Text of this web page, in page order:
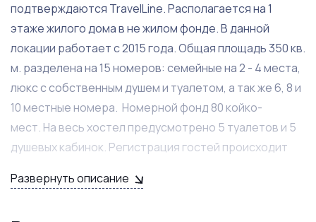
подтверждаются TravelLine. Располагается на 1
этаже жилого дома в не жилом фонде. В данной
локации работает с 2015 года. Общая площадь 350 кв.
м. разделена на 15 номеров: семейные на 2 - 4 места,
люкс с собственным душем и туалетом, а так же 6, 8 и
10 местные номера. Номерной фонд 80 койко-
мест. На весь хостел предусмотрено 5 туалетов и 5
душевых кабинок. Регистрация гостей происходит
договора на сотрудничество с УК, ЧОПом, прачкой,
Развернуть описание